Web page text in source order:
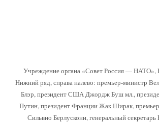
Учреждение органа «Совет Россия — НАТО»,
Нижний ряд, справа налево: премьер-министр
Блэр, президент США Джордж Буш мл.,
Путин, президент Франции Жак Ширак,
Сильвио Берлускони, генеральный